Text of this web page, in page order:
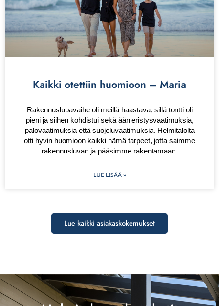
Kaikki otettiin huomioon – Maria
Rakennuslupavaihe oli meillä haastava, sillä tontti oli
pieni ja siihen kohdistui sekä äänieristysvaatimuksia,
palovaatimuksia että suojeluvaatimuksia. Helmitalolta
otti hyvin huomioon kaikki nämä tarpeet, jotta saimme
rakennusluvan ja pääsimme rakentamaan.
LUE LISÄÄ »
Lue kaikki asiakaskokemukset